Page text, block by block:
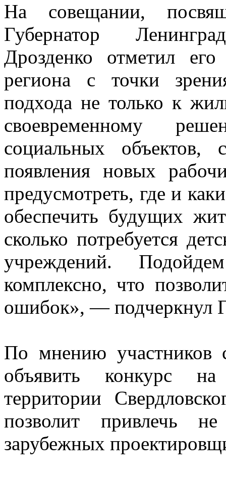
На совещании,
Губернатор
Дрозденко отметил его
региона с точки
подхода не только к
своевременному
социальных объектов,
появления новых
предусмотреть, где и
обеспечить будущих
сколько потребуется
учреждений.
комплексно, что
ошибок», — подчеркнул
По мнению участников
объявить конкурс
территории
позволит привлечь
зарубежных